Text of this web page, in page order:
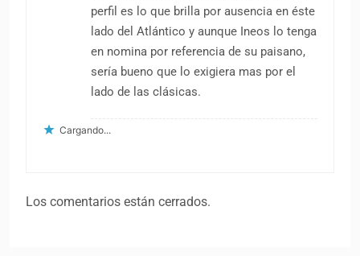
perfil es lo que brilla por ausencia en éste
lado del Atlántico y aunque Ineos lo tenga
en nomina por referencia de su paisano,
sería bueno que lo exigiera mas por el
lado de las clásicas.
Cargando...
Los comentarios están cerrados.